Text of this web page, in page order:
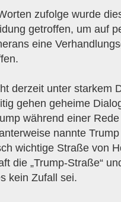
zufolge wurde
getroffen, um auf
eine
derzeit unter starkem
gehen geheime
während einer
nannte
wichtige Straße von
die „Trump-Straße“
kein Zufall sei.